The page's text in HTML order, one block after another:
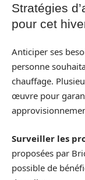
Stratégies
pour cet
Anticiper ses
personne
chauffage.
œuvre pour
Surveiller les
proposées par
possible de